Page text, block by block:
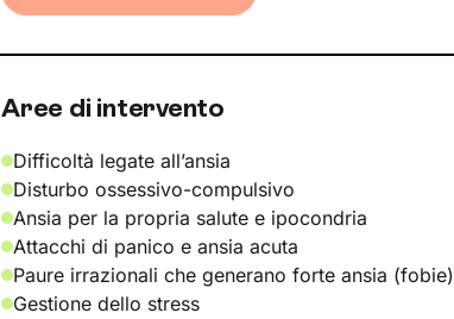
Aree di intervento
Difficoltà legate all’ansia
Disturbo ossessivo-compulsivo
Ansia per la propria salute e ipocondria
Attacchi di panico e ansia acuta
Paure irrazionali che generano forte ansia (fobie)
Gestione dello stress